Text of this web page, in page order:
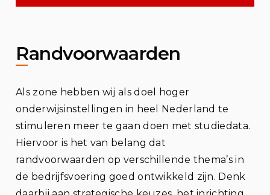
Randvoorwaarden
Als zone hebben wij als doel hoger
onderwijsinstellingen in heel Nederland te
stimuleren meer te gaan doen met studiedata.
Hiervoor is het van belang dat
randvoorwaarden op verschillende thema’s in
de bedrijfsvoering goed ontwikkeld zijn. Denk